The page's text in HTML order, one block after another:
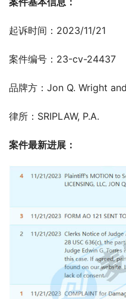
起诉时间：2023/11/21
案件编号：23-cv-24437
品牌方：Jon Q. Wright
律所：SRIPLAW, P.A.
案件最新进展：